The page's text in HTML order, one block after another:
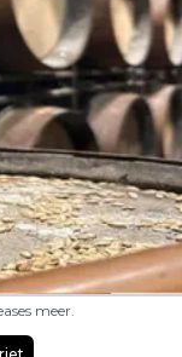
meer.